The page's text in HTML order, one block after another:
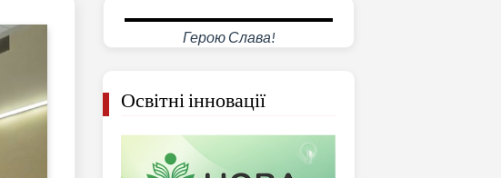
Герою Слава!
Освітні інновації